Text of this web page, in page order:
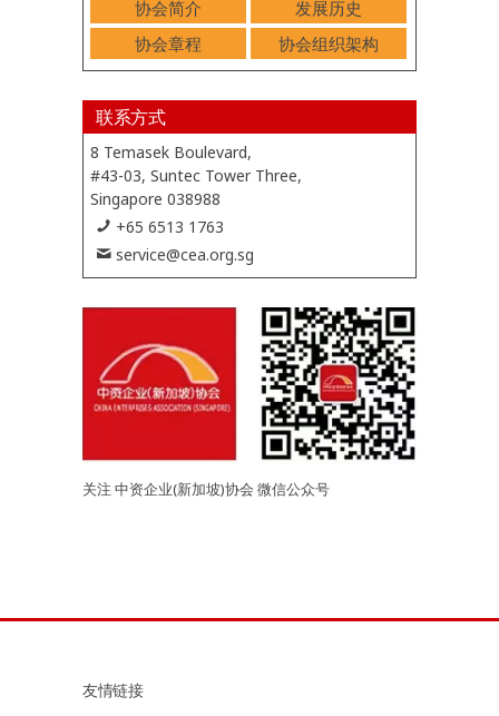
协会简介
发展历史
协会章程
协会组织架构
联系方式
8 Temasek Boulevard,
#43-03, Suntec Tower Three,
Singapore 038988
+65 6513 1763
service@cea.org.sg
关注 中资企业(新加坡)协会 微信公众号
友情链接